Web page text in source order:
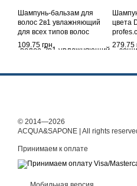
Шампунь-бальзам для
волос 2в1 увлажняющий
для всех типов волос
PALMOLIVE sh. 2in1 pesca-
tipi cap 350 мл.
109.75 грн
цвета
279.75
© 2014—2026
ACQUA&SAPONE | All rights
Принимаем к оплате